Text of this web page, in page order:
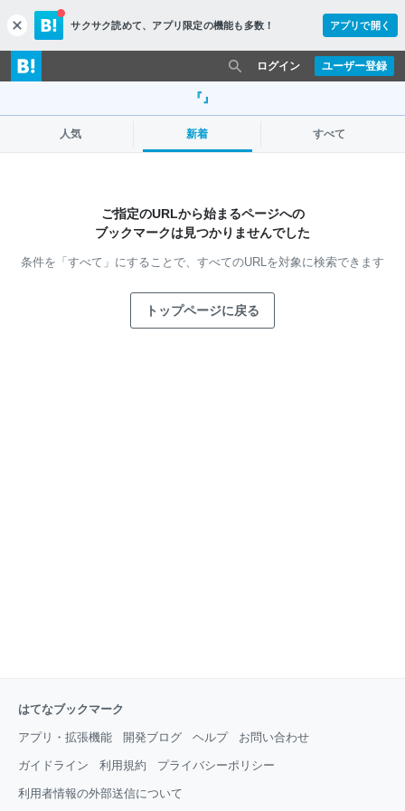
c
l
o
s
サクサク読めて、 アプリ限定の機能も多数！ アプリで開く
ユーザー登録
ログイン
『』
人気 新着 すべて
ご指定のURLから始まるページへの
ブックマークは見つかりませんでした
条件を「すべて」にすることで、 すべてのURLを対象に検索できます
トップページに戻る
はてなブックマーク
アプリ・拡張機能 開発ブログ ヘルプ お問い合わせ
ガイドライン 利用規約 プライバシーポリシー
利用者情報の外部送信について